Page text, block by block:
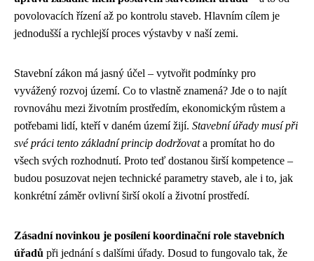
povolovacích řízení až po kontrolu staveb. Hlavním cílem je
jednodušší a rychlejší proces výstavby v naší zemi.
Stavební zákon má jasný účel – vytvořit podmínky pro
vyvážený rozvoj území. Co to vlastně znamená? Jde o to najít
rovnováhu mezi životním prostředím, ekonomickým růstem a
potřebami lidí, kteří v daném území žijí. Stavební úřady musí při
své práci tento základní princip dodržovata promítat ho do
všech svých rozhodnutí. Proto teď dostanou širší kompetence –
budou posuzovat nejen technické parametry staveb, ale i to, jak
konkrétní záměr ovlivní širší okolí a životní prostředí.
Zásadní novinkou je posílení koordinační role stavebních
úřadů při jednání s dalšími úřady. Dosud to fungovalo tak, že